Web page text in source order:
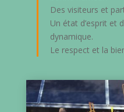
Des visiteurs et
Un état d’esprit et
dynamique.
Le respect et la